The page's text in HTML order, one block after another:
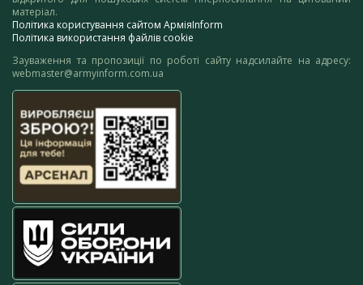
матеріал.
Політика користування сайтом АрміяInform
Політика використання файлів cookie
Зауваження та пропозиції по роботі сайту надсилайте на адресу:
webmaster@armyinform.com.ua